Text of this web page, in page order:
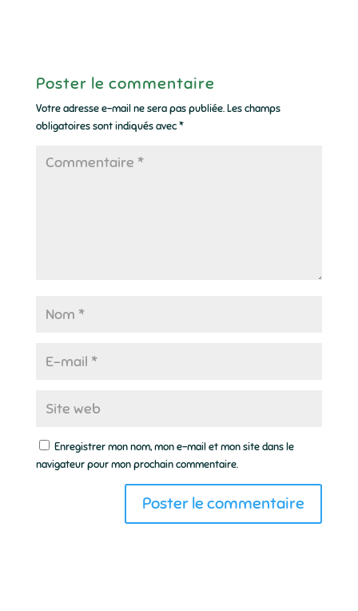
Poster le commentaire
Votre adresse e-mail ne sera pas publiée. Les champs
obligatoires sont indiqués avec*
Enregistrer mon nom, mon e-mail et mon site dans le
navigateur pour mon prochain commentaire.